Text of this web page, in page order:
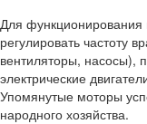
Для функционирования
регулировать частоту
вентиляторы, насосы),
электрические
Упомянутые моторы
народного хозяйства.